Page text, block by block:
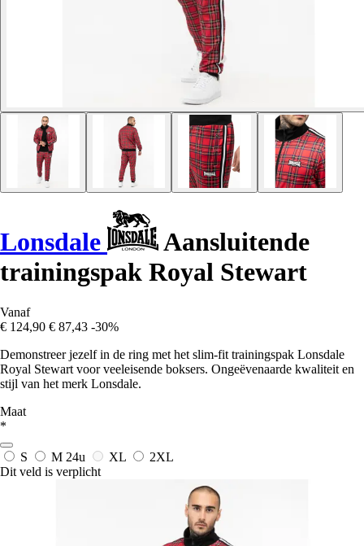
Lonsdale
Aansluitende
trainingspak Royal Stewart
Vanaf
€ 124,90 € 87,43 -30%
Demonstreer jezelf in de ring met het slim-fit trainingspak Lonsdale
Royal Stewart voor veeleisende boksers. Ongeëvenaarde kwaliteit en
stijl van het merk Lonsdale.
Maat
*
S M 24u XL
2XL
Dit veld is verplicht